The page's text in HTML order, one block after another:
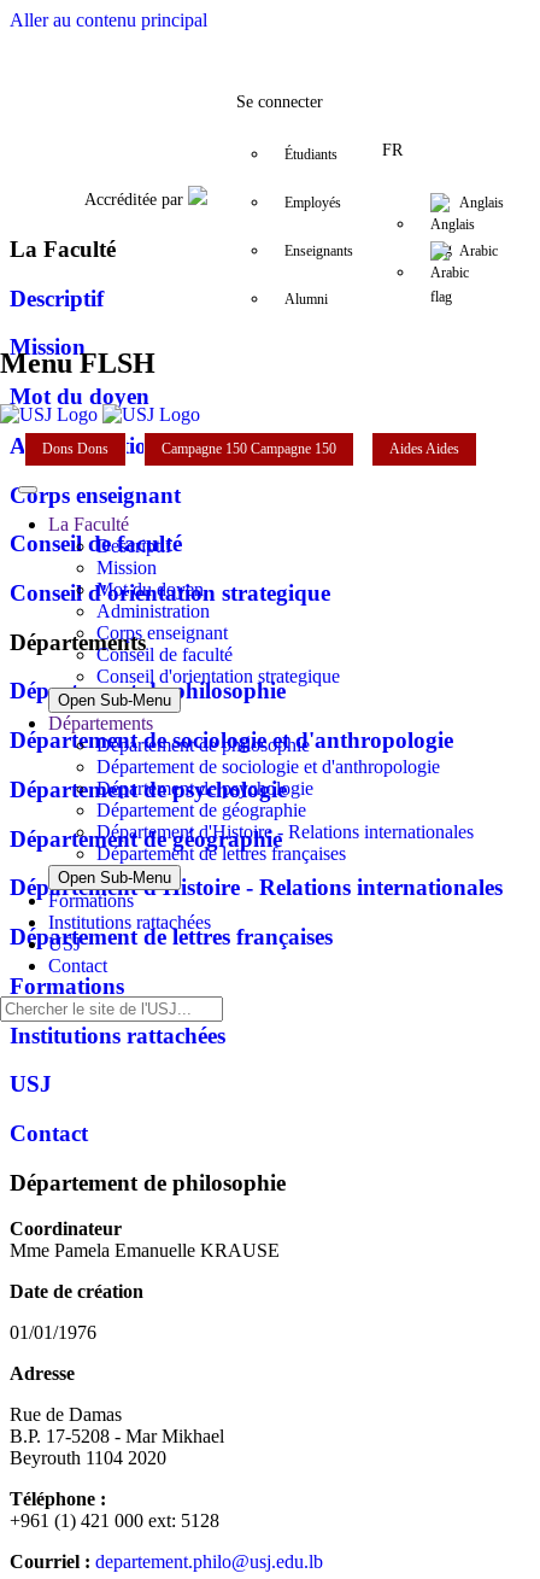
Aller au contenu principal
FacebookTwitter
Accréditée par
Se connecter
Étudiants
Employés
Enseignants
Alumni
FR
Anglais
Arabic
Menu FLSH
Dons Dons Campagne 150 Campagne 150 AidesAides
La Faculté
Descriptif
Mission
Mot du doyen
Administration
Corps enseignant
Conseil de faculté
Conseil d'orientation strategique
Open Sub-Menu
Départements
Département de philosophie
Département de sociologie et d'anthropologie
Département de psychologie
Département de géographie
Département d'Histoire - Relations internationales
Département de lettres françaises
Open Sub-Menu
Formations
Institutions rattachées
USJ
Contact
La Faculté
Descriptif
Mission
Mot du doyen
Administration
Corps enseignant
Conseil de faculté
Conseil d'orientation strategique
Départements
Département de philosophie
Département de sociologie et d'anthropologie
Département de psychologie
Département de géographie
Département d'Histoire - Relations internationales
Département de lettres françaises
Formations
Institutions rattachées
USJ
Contact
Département de philosophie
Coordinateur
Mme Pamela Emanuelle KRAUSE
Date de création
01/01/1976
Adresse
Rue de Damas
B.P. 17-5208 - Mar Mikhael
Beyrouth 1104 2020
Téléphone :
+961 (1) 421 000 ext: 5128
Courriel : departement.philo@usj.edu.lb